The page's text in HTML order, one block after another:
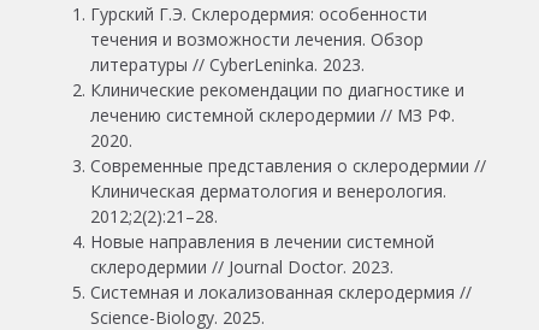
Гурский Г.Э. Склеродермия: особенности
течения и возможности лечения. Обзор
литературы // CyberLeninka. 2023.
Клинические рекомендации по диагностике и
лечению системной склеродермии // МЗ РФ.
2020.
Современные представления о склеродермии //
Клиническая дерматология и венерология.
2012;2(2):21–28.
Новые направления в лечении системной
склеродермии // Journal Doctor. 2023.
Системная и локализованная склеродермия //
Science-Biology. 2025.